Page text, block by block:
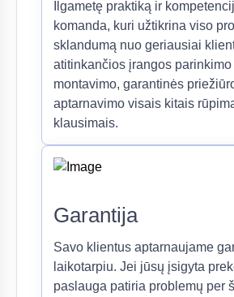
Ilgametę praktiką ir
komanda, kuri užtikrina viso
sklandumą nuo geriausiai
atitinkančios įrangos parinkimo
montavimo, garantinės
aptarnavimo visais kitais
klausimais.
Garantija
Savo klientus aptarnaujame
laikotarpiu. Jei jūsų įsigyta
paslauga patiria problemų per